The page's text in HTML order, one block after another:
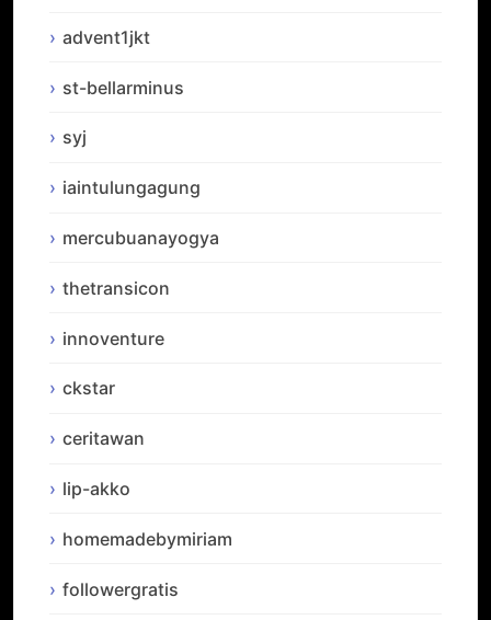
advent1jkt
st-bellarminus
syj
iaintulungagung
mercubuanayogya
thetransicon
innoventure
ckstar
ceritawan
lip-akko
homemadebymiriam
followergratis